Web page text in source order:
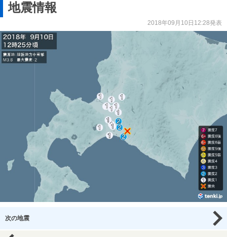
地震情報
2018年09月10日12:28発表
次の地震